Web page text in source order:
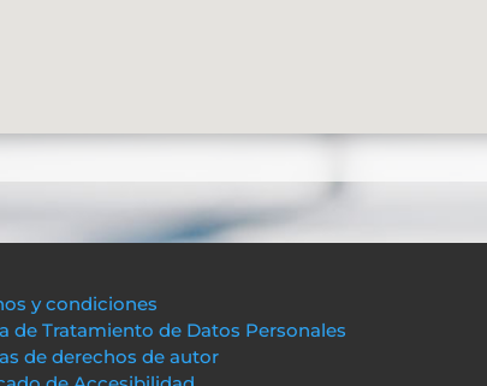
y condiciones
de Tratamiento de Datos Personales
de derechos de autor